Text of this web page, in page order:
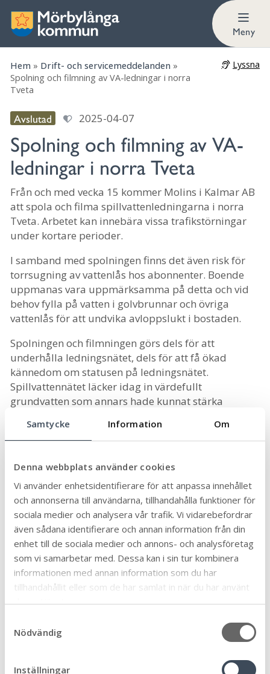
Samtycke Information Om
Denna webbplats använder cookies
Vi använder enhetsidentifierare för att anpassa innehållet
och annonserna till användarna, tillhandahålla funktioner för
sociala medier och analysera vår trafik. Vi vidarebefordrar
även sådana identifierare och annan information från din
enhet till de sociala medier och annons- och analysföretag
som vi samarbetar med. Dessa kan i sin tur kombinera
informationen med annan information som du har
tillhandahållit eller som de har samlat in när du har använt
deras tjänster.
Nödvändig
Inställningar
Meny
Hem » Drift- och servicemeddelanden »
Spolning och filmning av VA-ledningar i norra
Tveta
Lyssna
Avslutad 2025-04-07
Spolning och filmning av VA-
ledningar i norra Tveta
Från och med vecka 15 kommer Molins i Kalmar AB
att spola och filma spillvattenledningarna i norra
Tveta. Arbetet kan innebära vissa trafikstörningar
under kortare perioder.
I samband med spolningen finns det även risk för
torrsugning av vattenlås hos abonnenter. Boende
uppmanas vara uppmärksamma på detta och vid
behov fylla på vatten i golvbrunnar och övriga
vattenlås för att undvika avloppslukt i bostaden.
Spolningen och filmningen görs dels för att
underhålla ledningsnätet, dels för att få ökad
kännedom om statusen på ledningsnätet.
Spillvattennätet läcker idag in värdefullt
grundvatten som annars hade kunnat stärka
Färjestadens avloppsreningsverk vilket i slutändan
blir kostsamt både för miljön och VA-kollektivets
så småningom att tätas för att minska inläckaget.
Senast uppdaterad:2025-05-05 Publicerad: 2025-04-04
Dela sidan:
Linke
dIn
Face
book
Twit
ter
Skriv
ut